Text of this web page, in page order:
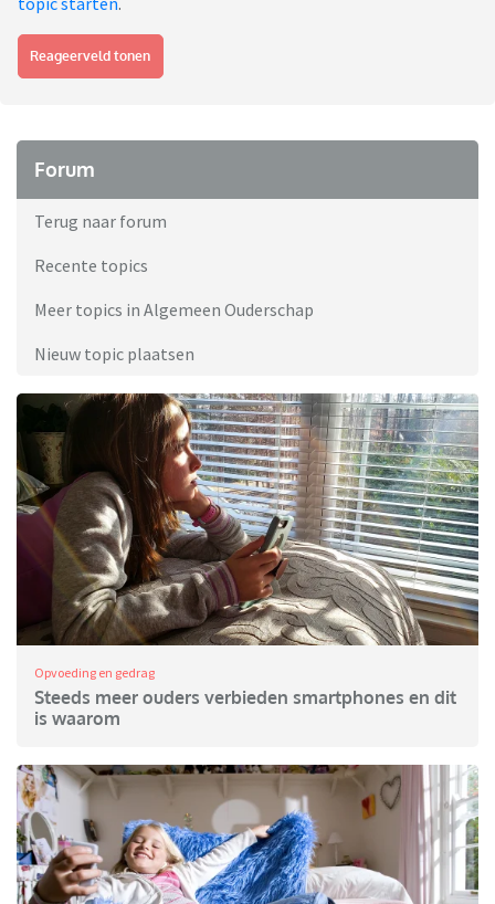
Reageerveld tonen
Forum
Terug naar forum
Recente topics
Meer topics in Algemeen Ouderschap
Nieuw topic plaatsen
Opvoeding en gedrag
Steeds meer ouders verbieden smartphones en dit
is waarom